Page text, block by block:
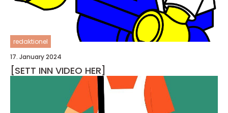
redaktionel
17. January 2024
[SETT INN VIDEO HER]